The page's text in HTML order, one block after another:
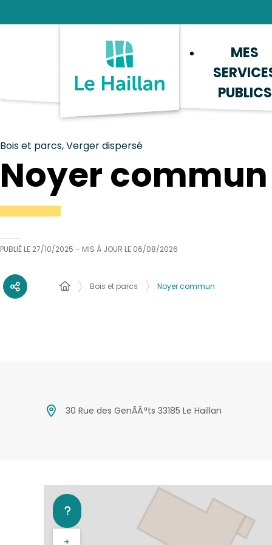
MES
PUBLICS
Bois et parcs, Verger dispersé
Noyer commun
PUBLIÉ LE 27/10/2025 – MIS À JOUR LE 06/08/2026
Bois et parcs Noyer commun
30 Rue des GenÃÂªts 33185 Le Haillan
+